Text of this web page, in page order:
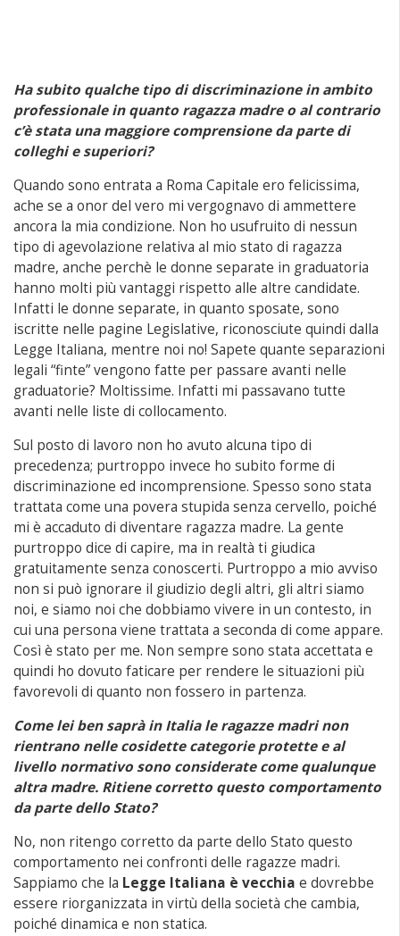
Ha subito qualche tipo di discriminazione in ambito
professionale in quanto ragazza madre o al contrario
c’è stata una maggiore comprensione da parte di
colleghi e superiori?
Quando sono entrata a Roma Capitale ero felicissima,
ache se a onor del vero mi vergognavo di ammettere
ancora la mia condizione. Non ho usufruito di nessun
tipo di agevolazione relativa al mio stato di ragazza
madre, anche perchè le donne separate in graduatoria
hanno molti più vantaggi rispetto alle altre candidate.
Infatti le donne separate, in quanto sposate, sono
iscritte nelle pagine Legislative, riconosciute quindi dalla
Legge Italiana, mentre noi no! Sapete quante separazioni
legali “finte” vengono fatte per passare avanti nelle
graduatorie? Moltissime. Infatti mi passavano tutte
avanti nelle liste di collocamento.
Sul posto di lavoro non ho avuto alcuna tipo di
precedenza; purtroppo invece ho subito forme di
discriminazione ed incomprensione. Spesso sono stata
trattata come una povera stupida senza cervello, poiché
mi è accaduto di diventare ragazza madre. La gente
purtroppo dice di capire, ma in realtà ti giudica
gratuitamente senza conoscerti. Purtroppo a mio avviso
non si può ignorare il giudizio degli altri, gli altri siamo
noi, e siamo noi che dobbiamo vivere in un contesto, in
cui una persona viene trattata a seconda di come appare.
Così è stato per me. Non sempre sono stata accettata e
quindi ho dovuto faticare per rendere le situazioni più
favorevoli di quanto non fossero in partenza.
Come lei ben saprà in Italia le ragazze madri non
rientrano nelle cosidette categorie protette e al
livello normativo sono considerate come qualunque
altra madre. Ritiene corretto questo comportamento
da parte dello Stato?
No, non ritengo corretto da parte dello Stato questo
comportamento nei confronti delle ragazze madri.
Sappiamo che la Legge Italiana è vecchia e dovrebbe
essere riorganizzata in virtù della società che cambia,
poiché dinamica e non statica.